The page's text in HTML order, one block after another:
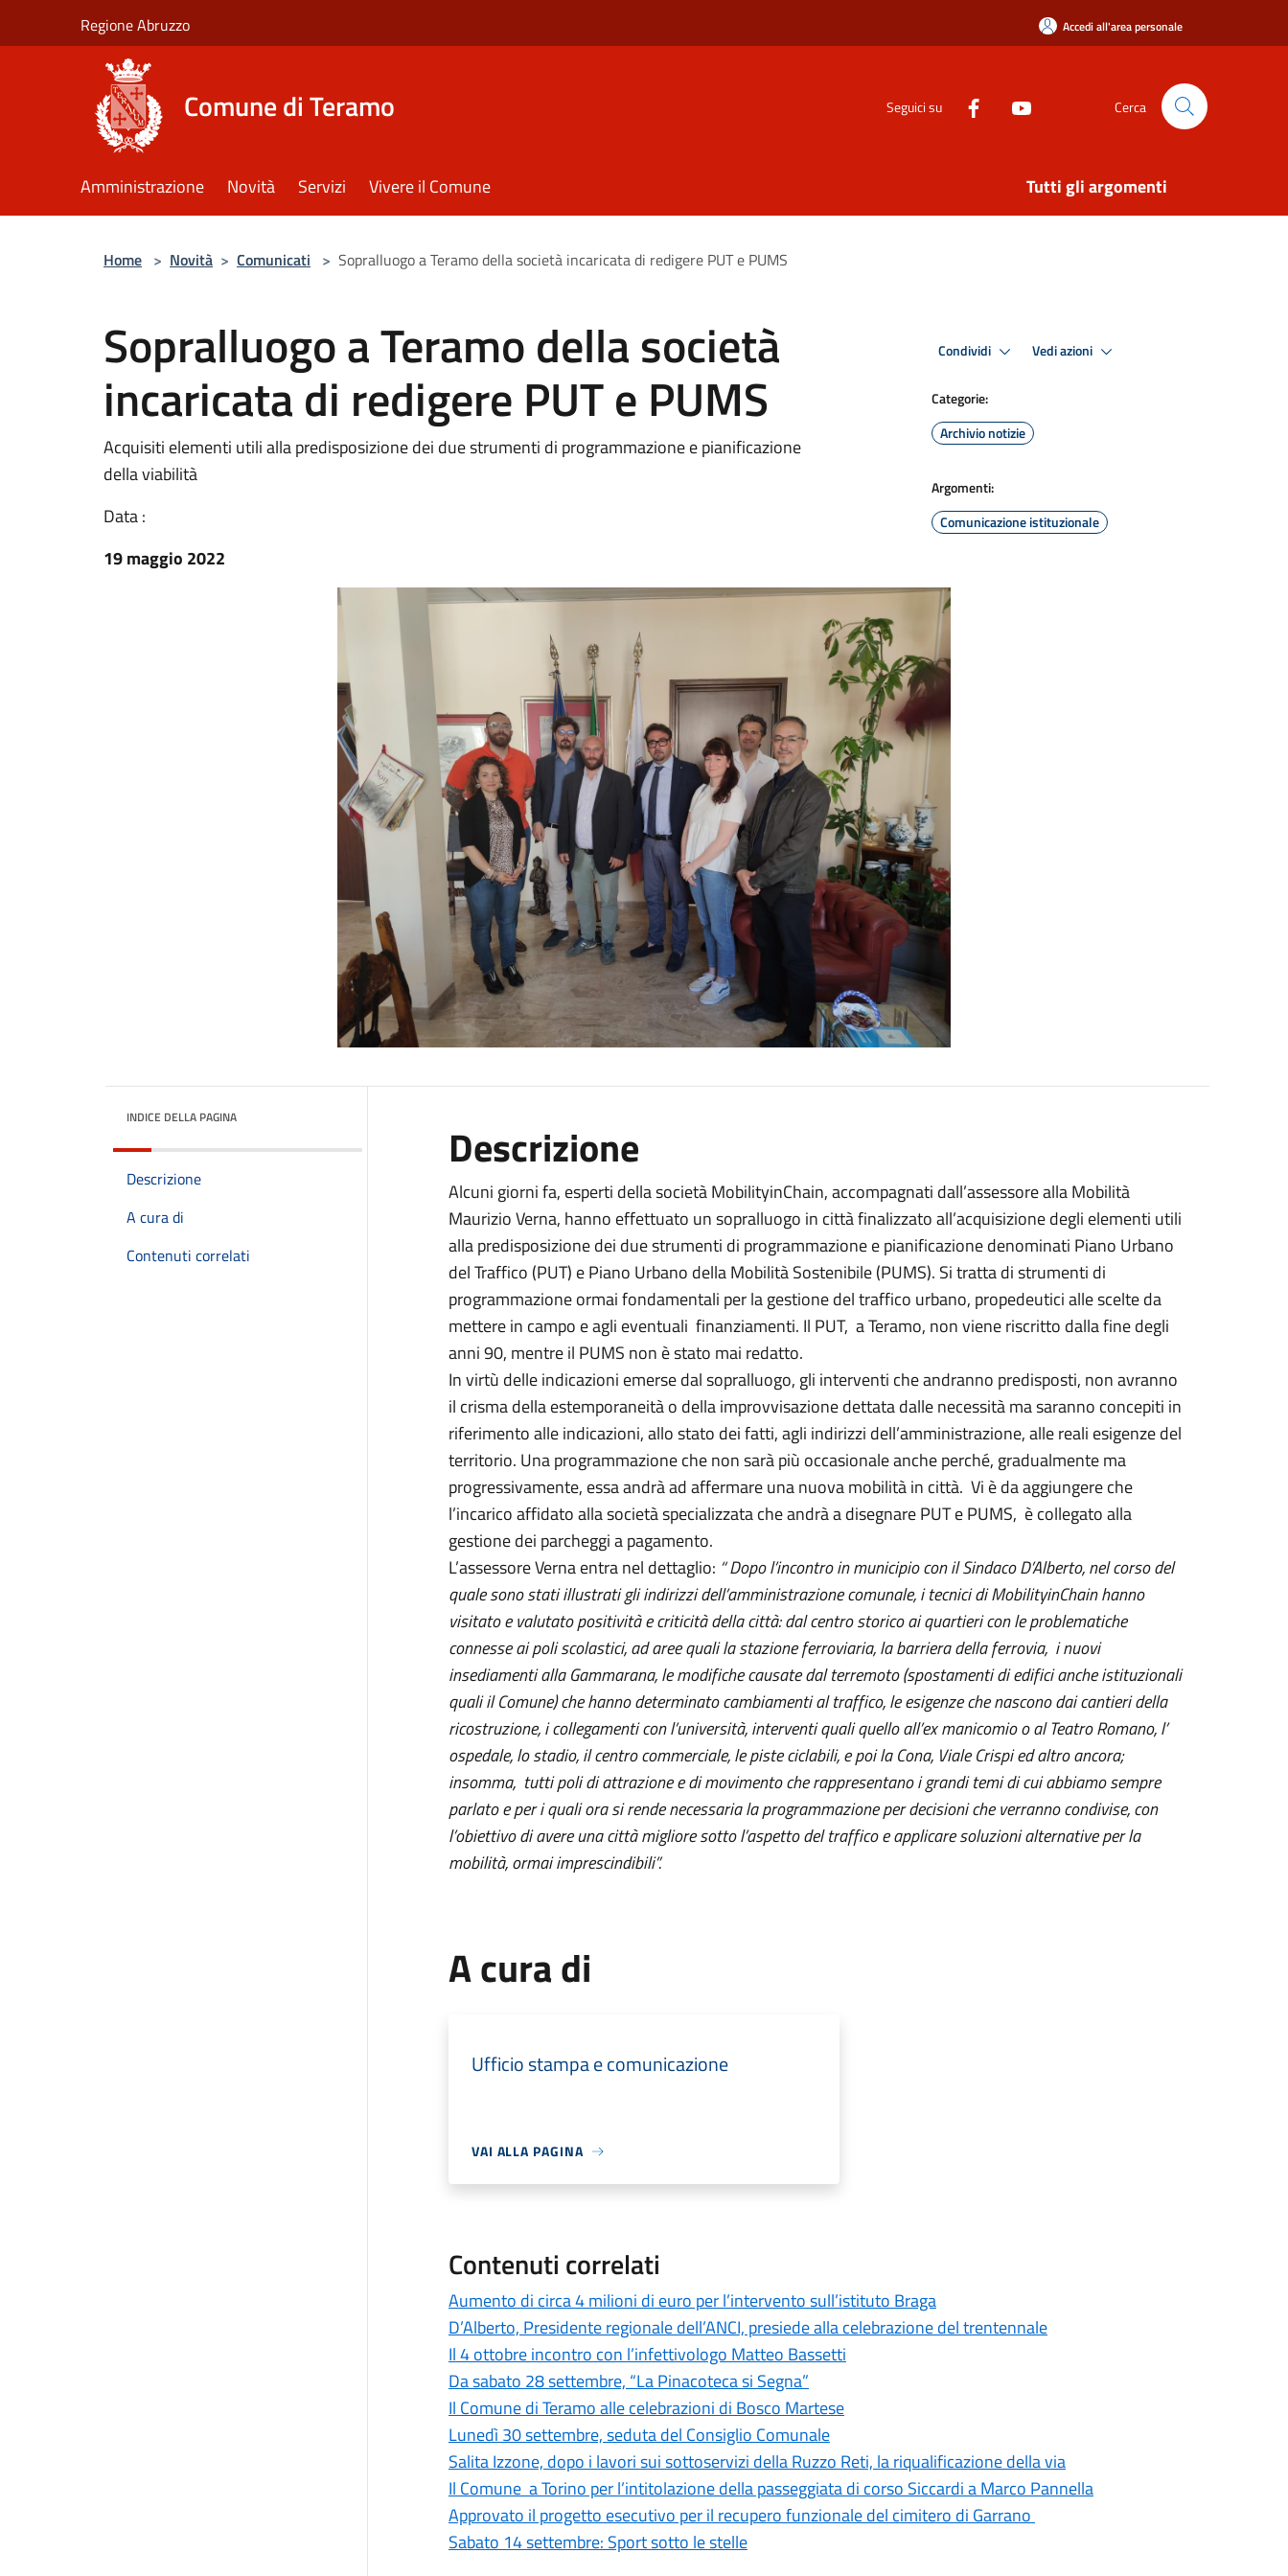
Regione Abruzzo Accedi all'area personale
Comune di Teramo Seguici su Cerca
Amministrazione Novità Servizi Vivere il Comune Tutti gli argomenti
Home > Novità > Comunicati > Sopralluogo a Teramo della società incaricata di redigere PUT e PUMS
Sopralluogo a Teramo della società
incaricata di redigere PUT e PUMS
Acquisiti elementi utili alla predisposizione dei due strumenti di programmazione e pianificazione
della viabilità
Data :
19 maggio 2022
Condividi Vedi azioni
Categorie:
Archivio notizie
Argomenti:
Comunicazione istituzionale
INDICE DELLA PAGINA
Descrizione
A cura di
Contenuti correlati
Descrizione
Alcuni giorni fa, esperti della società MobilityinChain, accompagnati dall’assessore alla Mobilità
Maurizio Verna, hanno effettuato un sopralluogo in città finalizzato all’acquisizione degli elementi utili
alla predisposizione dei due strumenti di programmazione e pianificazione denominati Piano Urbano
del Traffico (PUT) e Piano Urbano della Mobilità Sostenibile (PUMS). Si tratta di strumenti di
programmazione ormai fondamentali per la gestione del traffico urbano, propedeutici alle scelte da
mettere in campo e agli eventuali finanziamenti. Il PUT, a Teramo, non viene riscritto dalla fine degli
anni 90, mentre il PUMS non è stato mai redatto.
In virtù delle indicazioni emerse dal sopralluogo, gli interventi che andranno predisposti, non avranno
il crisma della estemporaneità o della improvvisazione dettata dalle necessità ma saranno concepiti in
riferimento alle indicazioni, allo stato dei fatti, agli indirizzi dell’amministrazione, alle reali esigenze del
territorio. Una programmazione che non sarà più occasionale anche perché, gradualmente ma
progressivamente, essa andrà ad affermare una nuova mobilità in città. Vi è da aggiungere che
l’incarico affidato alla società specializzata che andrà a disegnare PUT e PUMS, è collegato alla
gestione dei parcheggi a pagamento.
L’assessore Verna entra nel dettaglio: “ Dopo l’incontro in municipio con il Sindaco D’Alberto, nel corso del
quale sono stati illustrati gli indirizzi dell’amministrazione comunale, i tecnici di MobilityinChain hanno
visitato e valutato positività e criticità della città: dal centro storico ai quartieri con le problematiche
connesse ai poli scolastici, ad aree quali la stazione ferroviaria, la barriera della ferrovia, i nuovi
insediamenti alla Gammarana, le modifiche causate dal terremoto (spostamenti di edifici anche istituzionali
quali il Comune) che hanno determinato cambiamenti al traffico, le esigenze che nascono dai cantieri della
ricostruzione, i collegamenti con l’università, interventi quali quello all’ex manicomio o al Teatro Romano, l’
ospedale, lo stadio, il centro commerciale, le piste ciclabili, e poi la Cona, Viale Crispi ed altro ancora;
insomma, tutti poli di attrazione e di movimento che rappresentano i grandi temi di cui abbiamo sempre
parlato e per i quali ora si rende necessaria la programmazione per decisioni che verranno condivise, con
l’obiettivo di avere una città migliore sotto l’aspetto del traffico e applicare soluzioni alternative per la
mobilità, ormai imprescindibili”.
A cura di
Ufficio stampa e comunicazione
VAI ALLA PAGINA
Contenuti correlati
Aumento di circa 4 milioni di euro per l’intervento sull’istituto Braga
D’Alberto, Presidente regionale dell’ANCI, presiede alla celebrazione del trentennale
Il 4 ottobre incontro con l’infettivologo Matteo Bassetti
Da sabato 28 settembre, “La Pinacoteca si Segna”
Il Comune di Teramo alle celebrazioni di Bosco Martese
Lunedì 30 settembre, seduta del Consiglio Comunale
Salita Izzone, dopo i lavori sui sottoservizi della Ruzzo Reti, la riqualificazione della via
Il Comune a Torino per l’intitolazione della passeggiata di corso Siccardi a Marco Pannella
Approvato il progetto esecutivo per il recupero funzionale del cimitero di Garrano
Sabato 14 settembre: Sport sotto le stelle